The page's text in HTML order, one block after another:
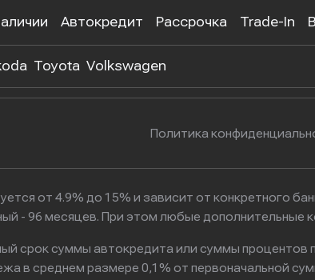
Автокредит Рассрочка Trade-In
Toyota Volkswagen
(499) 302-55-38
Политика
от 4.9% до 15% и зависит от конкретного
- 96 месяцев. При этом любые дополнительные
срок суммы автокредита или суммы процентов
в среднем размере 0,1% от первоначальной